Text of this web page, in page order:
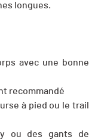
longues.
avec une bonne
recommandé
à pied ou le trail
ou des gants de